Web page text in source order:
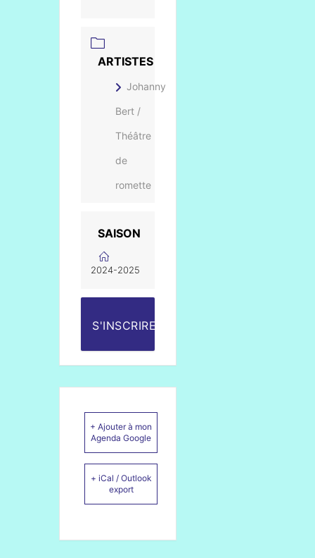
ARTISTES
Johanny
Bert /
Théâtre
de
romette
SAISON
2024-2025
S'INSCRIRE
+ Ajouter à mon
Agenda Google
+ iCal / Outlook
export